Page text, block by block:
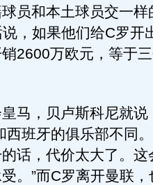
员和本土球员交一
，如果他们给C罗开
2600万欧元，等于
，贝卢斯科尼就说
西班牙的俱乐部不同
话，代价太大了。这
。”而C罗离开曼联